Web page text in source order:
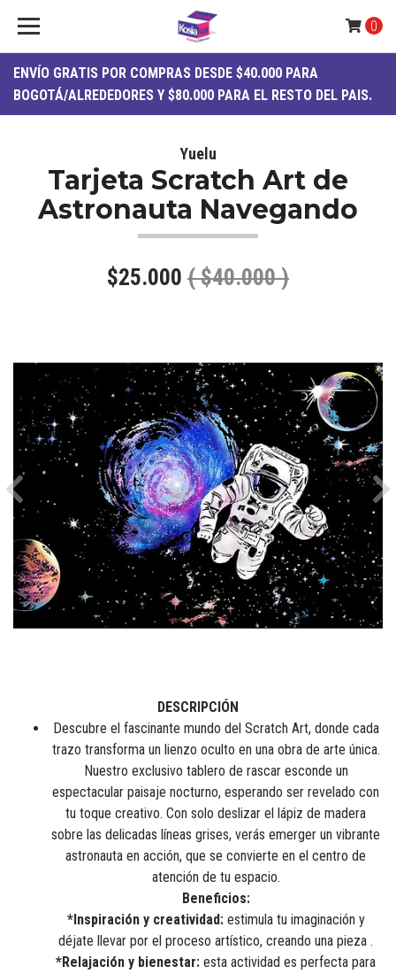
ENVÍO GRATIS POR COMPRAS DESDE $40.000 PARA
BOGOTÁ/ALREDEDORES Y $80.000 PARA EL RESTO DEL PAIS.
0
Yuelu
Tarjeta Scratch Art de
Astronauta Navegando
$25.000 ( $40.000 )
Previous
DESCRIPCIÓN
Descubre el fascinante mundo del Scratch Art, donde cada
trazo transforma un lienzo oculto en una obra de arte única.
Nuestro exclusivo tablero de rascar esconde un
espectacular paisaje nocturno, esperando ser revelado con
tu toque creativo. Con solo deslizar el lápiz de madera
sobre las delicadas líneas grises, verás emerger un vibrante
astronauta en acción, que se convierte en el centro de
atención de tu espacio.
Beneficios:
*Inspiración y creatividad:estimula tu imaginación y
déjate llevar por el proceso artístico, creando una pieza .
*Relajación y bienestar: esta actividad es perfecta para